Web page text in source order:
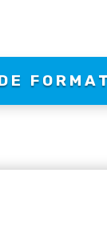
avec le
de vous